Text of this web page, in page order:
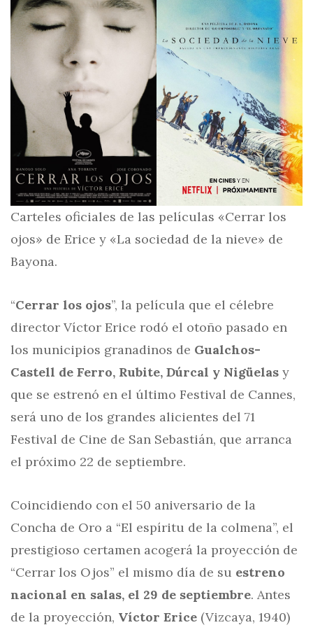
Carteles oficiales de las películas «Cerrar los
ojos» de Erice y «La sociedad de la nieve» de
Bayona.
“Cerrar los ojos”, la película que el célebre
director Víctor Erice rodó el otoño pasado en
los municipios granadinos de Gualchos-
Castell de Ferro, Rubite, Dúrcal y Nigüelas y
que se estrenó en el último Festival de Cannes,
será uno de los grandes alicientes del 71
Festival de Cine de San Sebastián, que arranca
el próximo 22 de septiembre.
Coincidiendo con el 50 aniversario de la
Concha de Oro a “El espíritu de la colmena”, el
prestigioso certamen acogerá la proyección de
“Cerrar los Ojos” el mismo día de su estreno
nacional en salas, el 29 de septiembre. Antes
de la proyección, Víctor Erice (Vizcaya, 1940)